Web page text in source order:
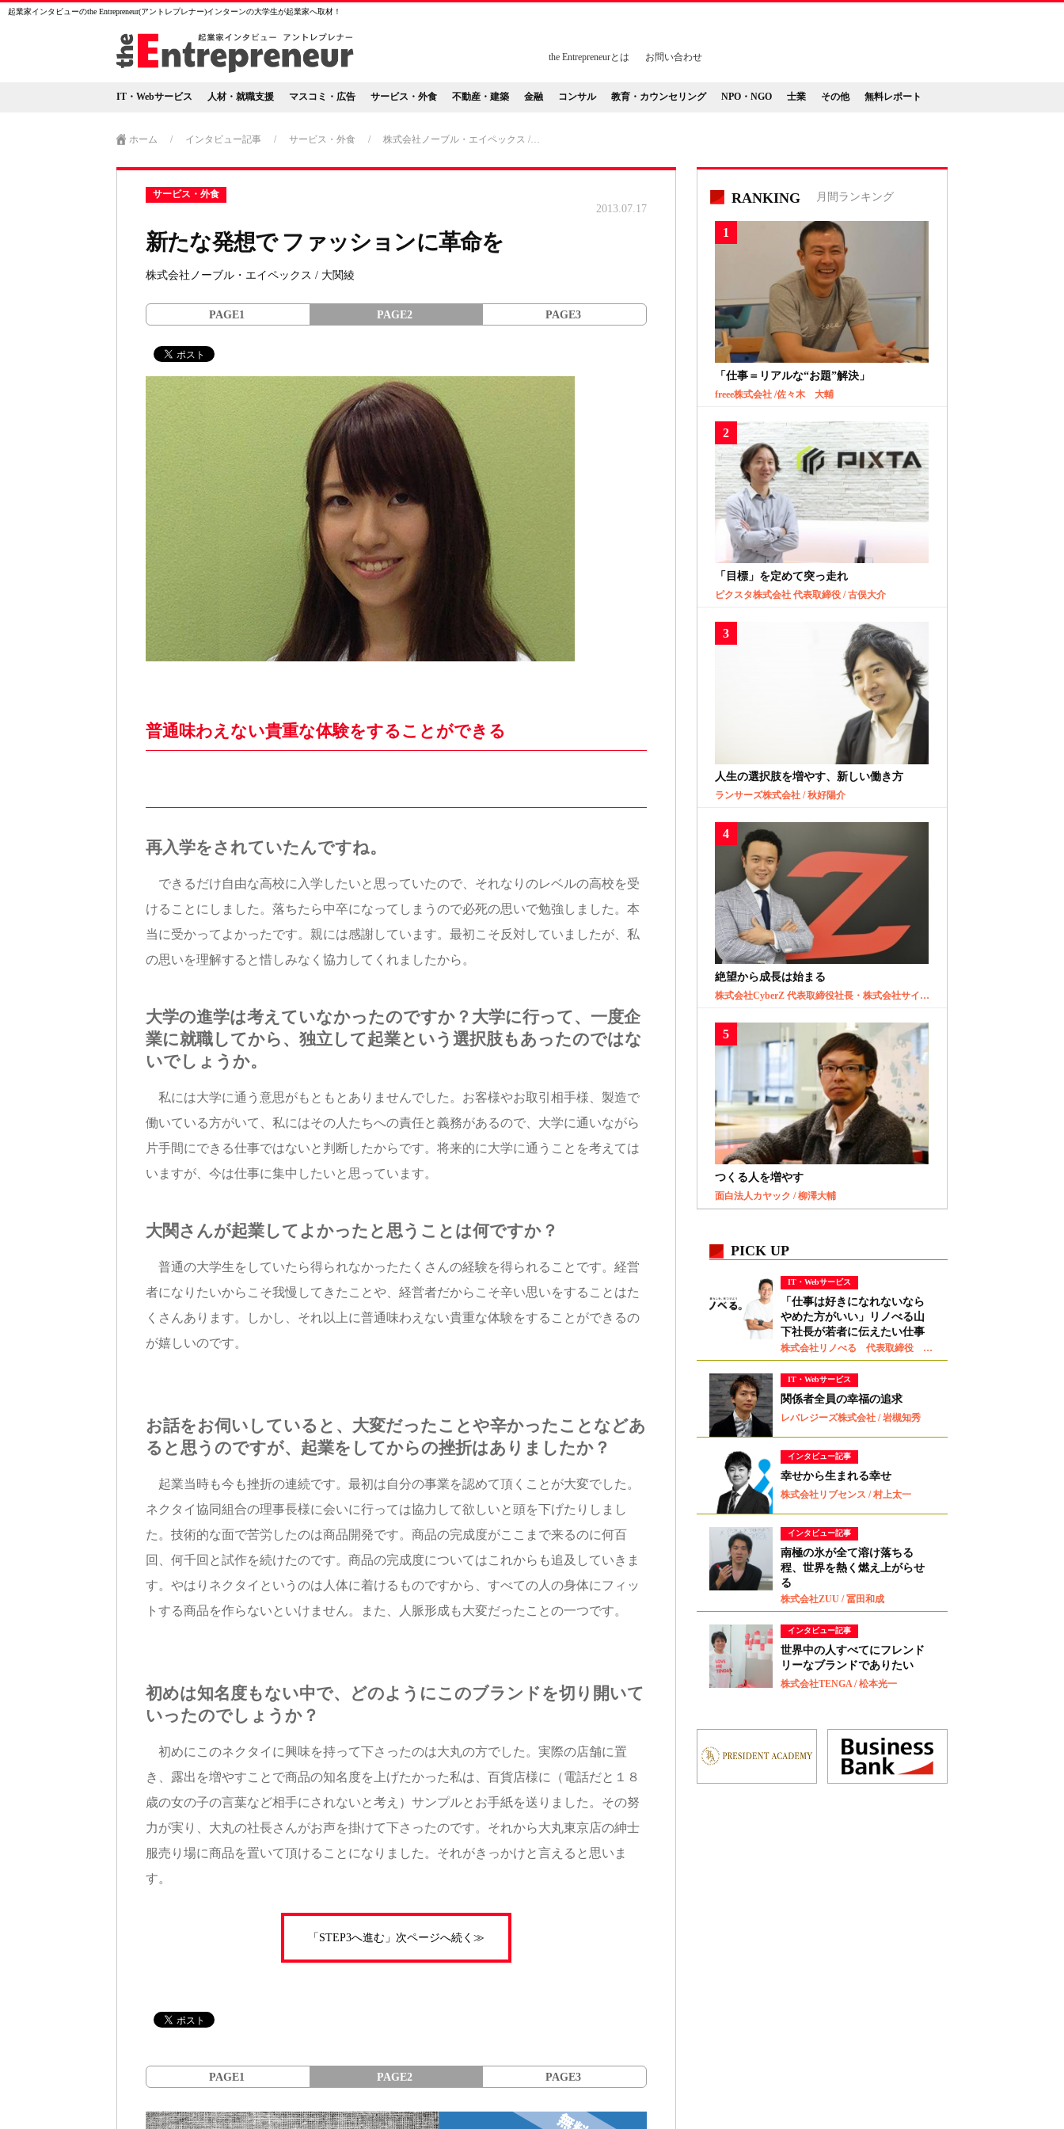
起業家インタビューのthe Entrepreneur(アントレプレナー)インターンの大学生が起業家へ取材！
お問い合わせ
the Entrepreneurとは
IT・Webサービス 人材・就職支援 マスコミ・広告 サービス・外食 不動産・建築 金融 コンサル 教育・カウンセリング NPO・NGO 士業 その他 無料レポート
ホーム / インタビュー記事 / サービス・外食 / 株式会社ノーブル・エイペックス /…
サービス・外食
2013.07.17
新たな発想で ファッションに革命を
株式会社ノーブル・エイペックス / 大関綾
PAGE1 PAGE2 PAGE3
普通味わえない貴重な体験をすることができる
再入学をされていたんですね。
できるだけ自由な高校に入学したいと思っていたので、それなりのレベルの高校を受
けることにしました。落ちたら中卒になってしまうので必死の思いで勉強しました。本
当に受かってよかったです。親には感謝しています。最初こそ反対していましたが、私
の思いを理解すると惜しみなく協力してくれましたから。
大学の進学は考えていなかったのですか？大学に行って、一度企
業に就職してから、独立して起業という選択肢もあったのではな
いでしょうか。
私には大学に通う意思がもともとありませんでした。お客様やお取引相手様、製造で
働いている方がいて、私にはその人たちへの責任と義務があるので、大学に通いながら
片手間にできる仕事ではないと判断したからです。将来的に大学に通うことを考えては
いますが、今は仕事に集中したいと思っています。
大関さんが起業してよかったと思うことは何ですか？
普通の大学生をしていたら得られなかったたくさんの経験を得られることです。経営
者になりたいからこそ我慢してきたことや、経営者だからこそ辛い思いをすることはた
くさんあります。しかし、それ以上に普通味わえない貴重な体験をすることができるの
が嬉しいのです。
お話をお伺いしていると、大変だったことや辛かったことなどあ
ると思うのですが、起業をしてからの挫折はありましたか？
起業当時も今も挫折の連続です。最初は自分の事業を認めて頂くことが大変でした。
ネクタイ協同組合の理事長様に会いに行っては協力して欲しいと頭を下げたりしまし
た。技術的な面で苦労したのは商品開発です。商品の完成度がここまで来るのに何百
回、何千回と試作を続けたのです。商品の完成度についてはこれからも追及していきま
す。やはりネクタイというのは人体に着けるものですから、すべての人の身体にフィッ
トする商品を作らないといけません。また、人脈形成も大変だったことの一つです。
初めは知名度もない中で、どのようにこのブランドを切り開いて
いったのでしょうか？
初めにこのネクタイに興味を持って下さったのは大丸の方でした。実際の店舗に置
き、露出を増やすことで商品の知名度を上げたかった私は、百貨店様に（電話だと１８
歳の女の子の言葉など相手にされないと考え）サンプルとお手紙を送りました。その努
力が実り、大丸の社長さんがお声を掛けて下さったのです。それから大丸東京店の紳士
服売り場に商品を置いて頂けることになりました。それがきっかけと言えると思いま
す。
「STEP3へ進む」次ページへ続く≫
PAGE1 PAGE2 PAGE3
RANKING 月間ランキング
「仕事＝リアルな“お題”解決」
freee株式会社 /佐々木 大輔
「目標」を定めて突っ走れ
ピクスタ株式会社 代表取締役 / 古俣大介
人生の選択肢を増やす、新しい働き方
ランサーズ株式会社 / 秋好陽介
絶望から成長は始まる
株式会社CyberZ 代表取締役社長・株式会社サイバーエージェント取締役 / 山内隆裕
つくる人を増やす
面白法人カヤック / 柳澤大輔
PICK UP
IT・Webサービス
「仕事は好きになれないなら
やめた方がいい」リノべる山
下社長が若者に伝えたい仕事
観
株式会社リノべる 代表取締役 山下智弘
IT・Webサービス
関係者全員の幸福の追求
レバレジーズ株式会社 / 岩槻知秀
インタビュー記事
幸せから生まれる幸せ
株式会社リブセンス / 村上太一
インタビュー記事
南極の氷が全て溶け落ちる
程、世界を熱く燃え上がらせ
る
株式会社ZUU / 冨田和成
インタビュー記事
世界中の人すべてにフレンド
リーなブランドでありたい
株式会社TENGA / 松本光一